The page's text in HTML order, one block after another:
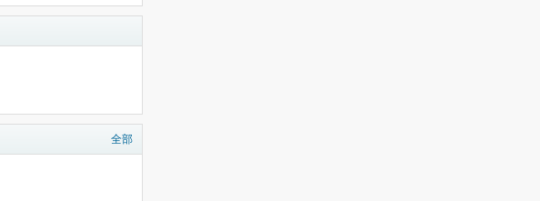
全部